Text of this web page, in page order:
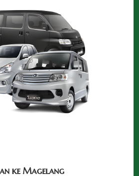
ke Magelang